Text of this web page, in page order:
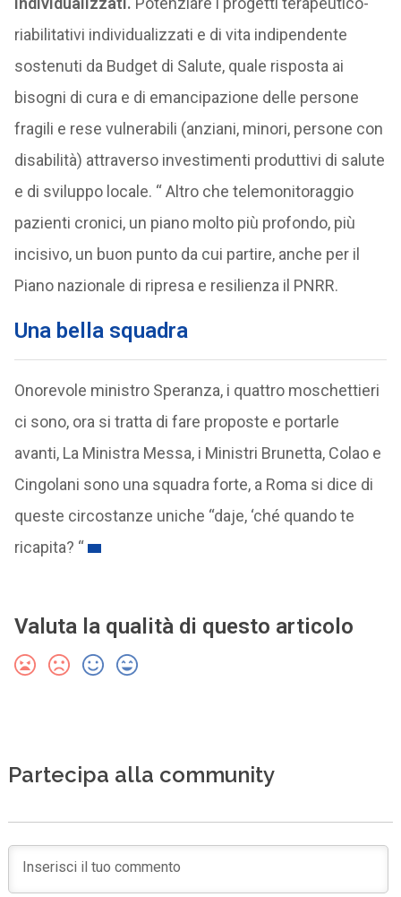
riabilitativi individualizzati e di vita indipendente
sostenuti da Budget di Salute, quale risposta ai
bisogni di cura e di emancipazione delle persone
fragili e rese vulnerabili (anziani, minori, persone con
disabilità) attraverso investimenti produttivi di salute
e di sviluppo locale. “ Altro che telemonitoraggio
pazienti cronici, un piano molto più profondo, più
incisivo, un buon punto da cui partire, anche per il
Piano nazionale di ripresa e resilienza il PNRR.
Una bella squadra
Onorevole ministro Speranza, i quattro moschettieri
ci sono, ora si tratta di fare proposte e portarle
avanti, La Ministra Messa, i Ministri Brunetta, Colao e
Cingolani sono una squadra forte, a Roma si dice di
queste circostanze uniche “daje, ‘ché quando te
ricapita? “
Valuta la qualità di questo articolo
Partecipa alla community